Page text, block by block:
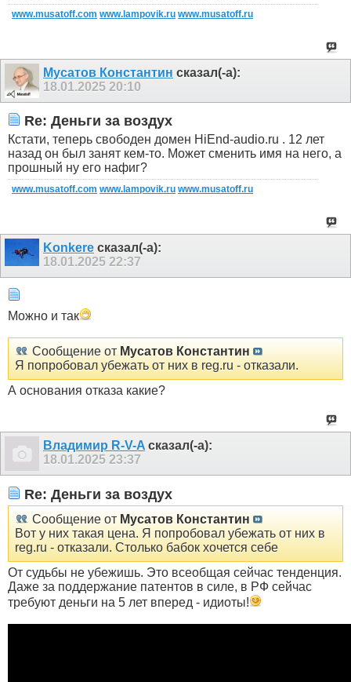
www.musatoff.com www.lampovik.ru www.musatoff.ru
Мусатов Константин сказал(-а):
18.01.2025 20:10
Re: Деньги за воздух
Кстати, теперь свободен домен HiEnd-audio.ru . 12 лет
назад он был занят кем-то. Может сменить имя на него, а
прошный ну его нафиг?
www.musatoff.com www.lampovik.ru www.musatoff.ru
Konkere сказал(-а):
18.01.2025 22:37
Можно и так
Сообщение от Мусатов Константин
Я попробовал убежать от них в reg.ru - отказали.
А основания отказа какие?
Владимир R-V-A сказал(-а):
18.01.2025 23:37
Re: Деньги за воздух
Сообщение от Мусатов Константин
Вот у них такая цена. Я попробовал убежать от них в
reg.ru - отказали. Столько бабок хочется себе
От судьбы не убежишь. Это всеобщая сейчас тенденция.
Даже за поддержание патентов в силе, в РФ сейчас
требуют деньги на 5 лет вперед - идиоты!